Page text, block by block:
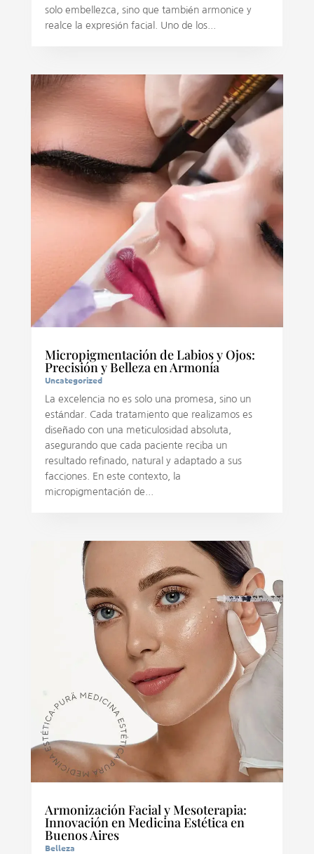
solo embellezca, sino que también armonice y
realce la expresión facial. Uno de los...
Micropigmentación de Labios y Ojos:
Precisión y Belleza en Armonía
Uncategorized
La excelencia no es solo una promesa, sino un
estándar. Cada tratamiento que realizamos es
diseñado con una meticulosidad absoluta,
asegurando que cada paciente reciba un
resultado refinado, natural y adaptado a sus
facciones. En este contexto, la
micropigmentación de...
Armonización Facial y Mesoterapia:
Innovación en Medicina Estética en
Buenos Aires
Belleza